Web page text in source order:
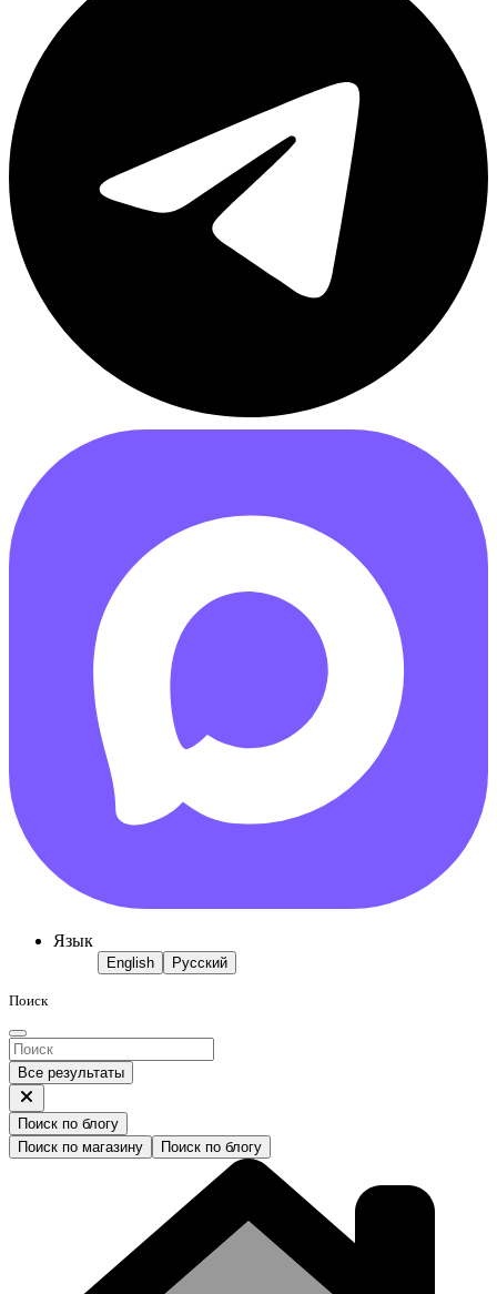
Язык
English Русский
Поиск
Все результаты
Поиск по блогу
Поиск по магазину
Поиск по блогу